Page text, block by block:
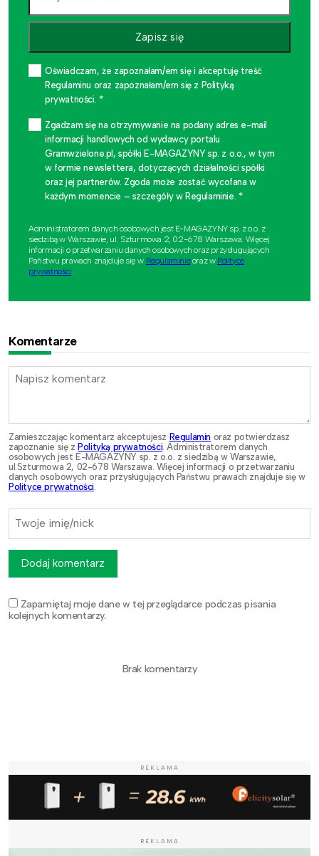
Zapisz się
Oświadczam, że zapoznałam/em się i akceptuję treść
Regulaminu oraz zapoznałam/em się z Polityką
prywatności. *
Zgadzam się na otrzymywanie na podany adres e-mail
informacji handlowych od wydawcy portalu
Gramwzielone.pl, spółki E-MAGAZYNY sp. z o.o., w tym
w formie newslettera, dotyczących działalności spółki
oraz jej partnerów. Zgoda może zostać wycofana w
każdym momencie – szczegóły w Regulaminie. *
Administratorem danych osobowych jest E-MAGAZYNY sp. z o.o. z
siedzibą w Warszawie, ul. Szturmowa 2, 02-678 Warszawa. Więcej
informacji o przetwarzaniu danych osobowych oraz przysługujących
Państwu prawach znajduje się w Regulaminieoraz w Polityce
prywatności.
Komentarze
Zamieszczając komentarz akceptujesz Regulamin oraz potwierdzasz
zapoznanie się zPolityką prywatności . Administratorem danych
osobowych jest E-MAGAZYNY sp. z o.o. z siedzibą w Warszawie,
ul.Szturmowa 2, 02-678 Warszawa. Więcej informacji o przetwarzaniu
danych osobowych oraz przysługujących Państwu prawach znajduje się w
Polityce prywatności
Zapamiętaj moje dane w tej przeglądarce podczas pisania
kolejnych komentarzy.
Dodaj komentarz
Brak komentarzy
REKLAMA
REKLAMA